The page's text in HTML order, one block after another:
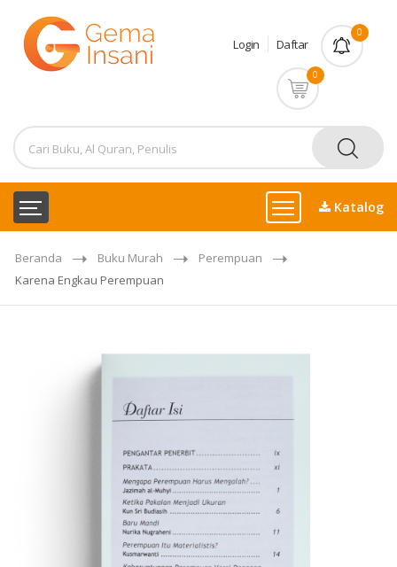
Login Daftar
0
0
Katalog
Beranda Buku Murah
Perempuan
Karena Engkau Perempuan